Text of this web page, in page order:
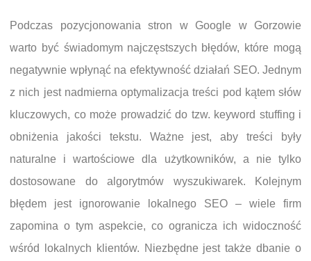
Podczas pozycjonowania stron w Google w Gorzowie
warto być świadomym najczęstszych błędów, które mogą
negatywnie wpłynąć na efektywność działań SEO. Jednym
z nich jest nadmierna optymalizacja treści pod kątem słów
kluczowych, co może prowadzić do tzw. keyword stuffing i
obniżenia jakości tekstu. Ważne jest, aby treści były
naturalne i wartościowe dla użytkowników, a nie tylko
dostosowane do algorytmów wyszukiwarek. Kolejnym
błędem jest ignorowanie lokalnego SEO – wiele firm
zapomina o tym aspekcie, co ogranicza ich widoczność
wśród lokalnych klientów. Niezbędne jest także dbanie o